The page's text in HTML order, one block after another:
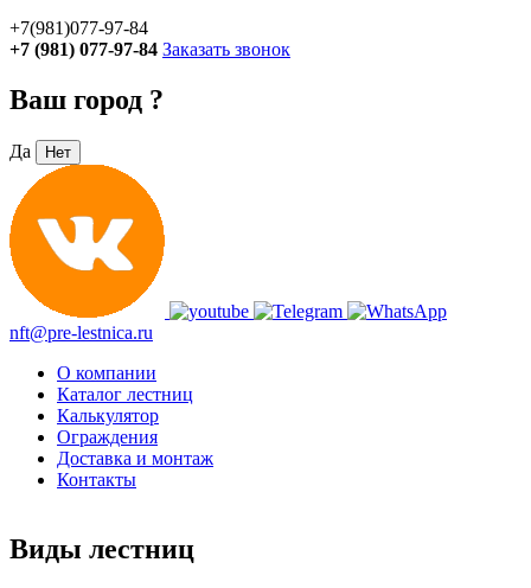
+7(981)077-97-84
+7 (981) 077-97-84 Заказать звонок
Ваш город ?
Да Нет
nft@pre-lestnica.ru
О компании
Каталог лестниц
Калькулятор
Ограждения
Доставка и монтаж
Контакты
Виды лестниц